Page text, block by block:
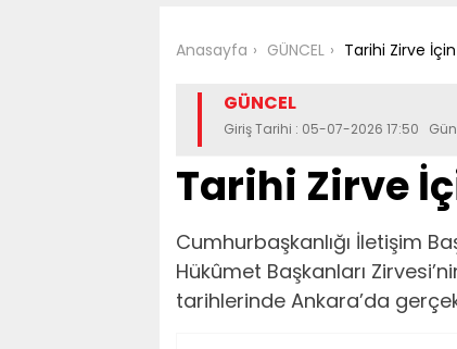
Anasayfa GÜNCEL Tarihi Zirve İçin
GÜNCEL
Giriş Tarihi : 05-07-2026 17:50
Tarihi Zirve
Cumhurbaşkanlığı İletişim
Hükûmet Başkanları
tarihlerinde Ankara’da